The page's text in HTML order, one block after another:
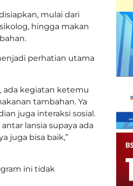
mulai dari
hingga makan
perhatian utama
ada kegiatan ketemu
tambahan. Ya
juga interaksi sosial.
lansia supaya ada
juga bisa baik,”
ini tidak